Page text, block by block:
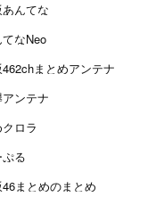
んてな
なNeo
462chまとめアンテナ
ンテナ
ロラ
る
46まとめのまとめ